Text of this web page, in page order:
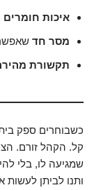
איכות חומרים
מסר חד
תקשורת
כשבוחרים ספק
קל. הקהל זורם.
שמגיעה לו, בלי
ותנו לביתן